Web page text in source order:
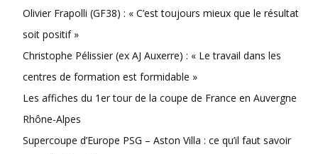
Olivier Frapolli (GF38) : « C’est toujours mieux que le résultat
soit positif »
Christophe Pélissier (ex AJ Auxerre) : « Le travail dans les
centres de formation est formidable »
Les affiches du 1er tour de la coupe de France en Auvergne
Rhône-Alpes
Supercoupe d’Europe PSG – Aston Villa : ce qu’il faut savoir